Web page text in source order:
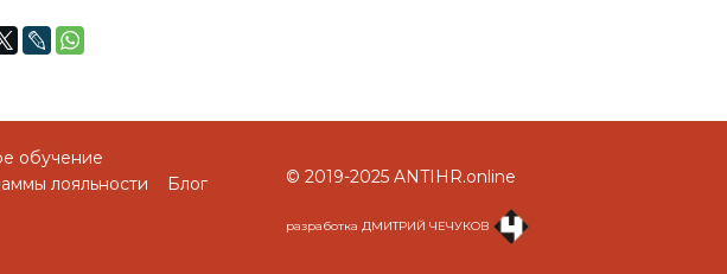
обучение
лояльности
Блог
© 2019-2025 ANTIHR.online
разработка ДМИТРИЙ ЧЕЧУКОВ